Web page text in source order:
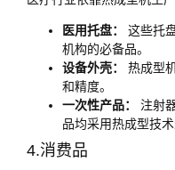
医用托盘：
这些托
机构的必备品。
设备外壳：
热成型
和精度。
一次性产品：
注射
品均采用热成型技术
4.消费品